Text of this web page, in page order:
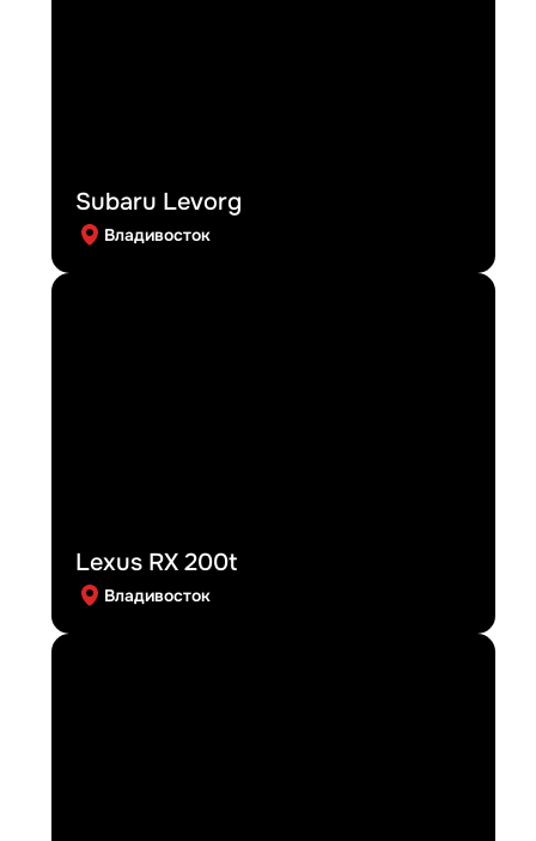
Subaru Levorg
Владивосток
Lexus RX 200t
Владивосток